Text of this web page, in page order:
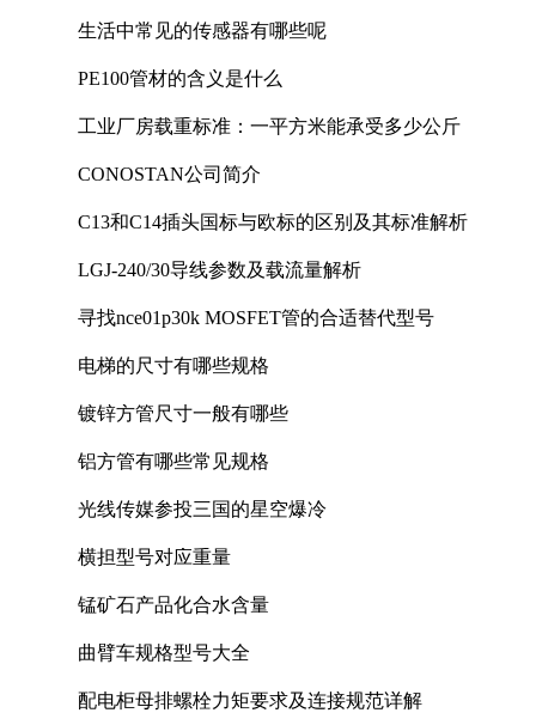
生活中常见的传感器有哪些呢
PE100管材的含义是什么
工业厂房载重标准：一平方米能承受多少公斤
CONOSTAN公司简介
C13和C14插头国标与欧标的区别及其标准解析
LGJ-240/30导线参数及载流量解析
寻找nce01p30k MOSFET管的合适替代型号
电梯的尺寸有哪些规格
镀锌方管尺寸一般有哪些
铝方管有哪些常见规格
光线传媒参投三国的星空爆冷
横担型号对应重量
锰矿石产品化合水含量
曲臂车规格型号大全
配电柜母排螺栓力矩要求及连接规范详解